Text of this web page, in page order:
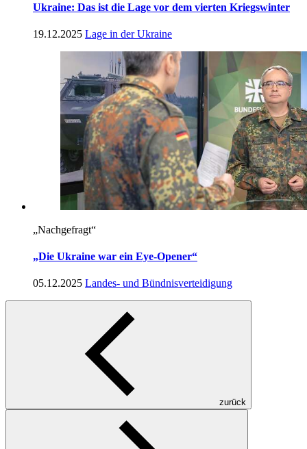
Ukraine: Das ist die Lage vor dem vierten Kriegswinter
19.12.2025 Lage in der Ukraine
„Nachgefragt“
„Die Ukraine war ein Eye-Opener“
05.12.2025 Landes- und Bündnisverteidigung
zurück